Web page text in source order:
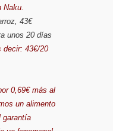
43€
unos 20 días
decir: 43€/20
0,69€ más al
un alimento
garantía